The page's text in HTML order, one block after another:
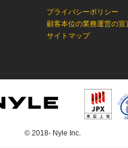
プライバシーポリシー
顧客本位の業務運営の宣
サイトマップ
© 2018- Nyle Inc.